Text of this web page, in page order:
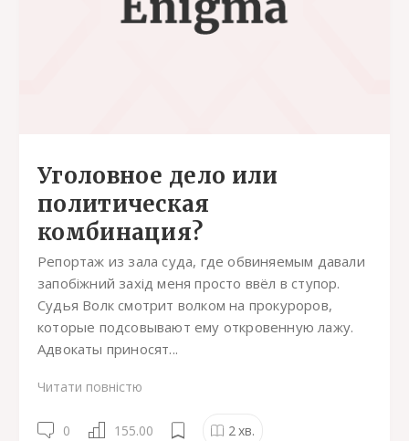
Уголовное дело или
политическая
комбинация?
Репортаж из зала суда, где обвиняемым давали
запобіжний захід меня просто ввёл в ступор.
Судья Волк смотрит волком на прокуроров,
которые подсовывают ему откровенную лажу.
Адвокаты приносят...
Читати повністю
0 155.00 2хв.